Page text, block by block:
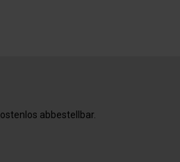
abbestellbar.